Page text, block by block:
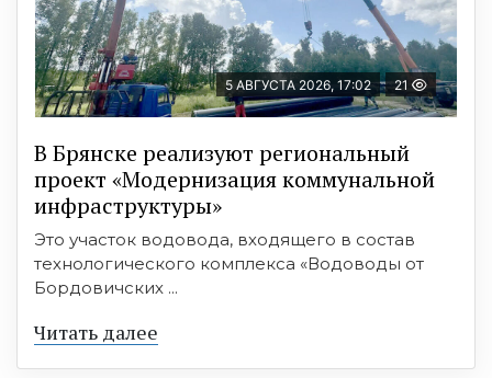
5 АВГУСТА 2026, 17:02 21
В Брянске реализуют региональный
проект «Модернизация коммунальной
инфраструктуры»
Это участок водовода, входящего в состав
технологического комплекса «Водоводы от
Бордовичских ...
Читать далее